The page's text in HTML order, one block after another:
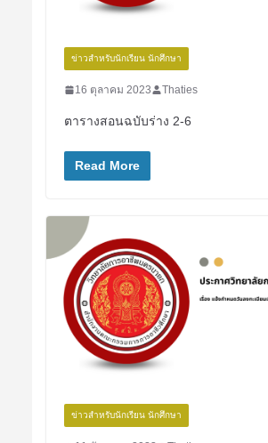
ข่าวสำหรับนักเรียน นักศึกษา
16 ตุลาคม 2023 Thaties
ตารางสอนฉบับร่าง 2-6
Read More
ข่าวสำหรับนักเรียน นักศึกษา